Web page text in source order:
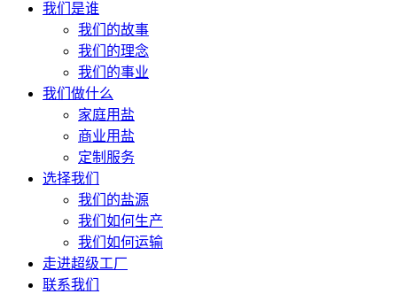
我们是谁
我们的故事
我们的理念
我们的事业
我们做什么
家庭用盐
商业用盐
定制服务
选择我们
我们的盐源
我们如何生产
我们如何运输
走进超级工厂
联系我们